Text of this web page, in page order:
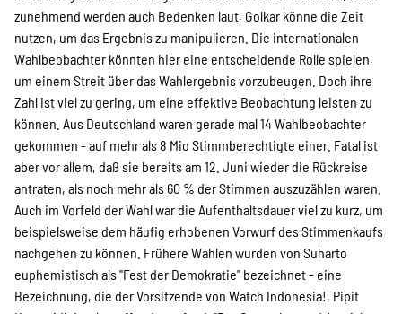
zunehmend werden auch Bedenken laut, Golkar könne die Zeit
nutzen, um das Ergebnis zu manipulieren. Die internationalen
Wahlbeobachter könnten hier eine entscheidende Rolle spielen,
um einem Streit über das Wahlergebnis vorzubeugen. Doch ihre
Zahl ist viel zu gering, um eine effektive Beobachtung leisten zu
können. Aus Deutschland waren gerade mal 14 Wahlbeobachter
gekommen - auf mehr als 8 Mio Stimmberechtigte einer. Fatal ist
aber vor allem, daß sie bereits am 12. Juni wieder die Rückreise
antraten, als noch mehr als 60 % der Stimmen auszuzählen waren.
Auch im Vorfeld der Wahl war die Aufenthaltsdauer viel zu kurz, um
beispielsweise dem häufig erhobenen Vorwurf des Stimmenkaufs
nachgehen zu können. Frühere Wahlen wurden von Suharto
euphemistisch als "Fest der Demokratie" bezeichnet - eine
Bezeichnung, die der Vorsitzende von Watch Indonesia!, Pipit